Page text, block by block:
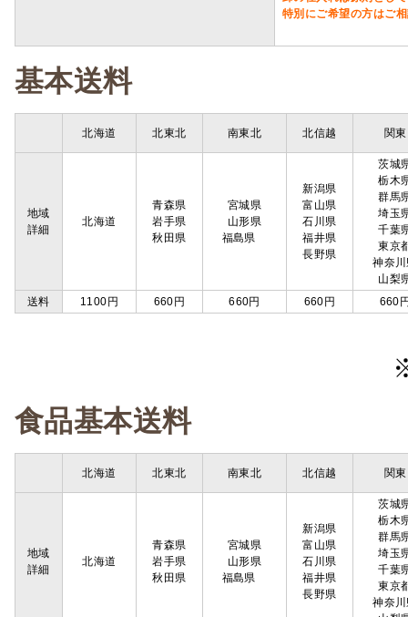
特別にご希望の方はご
基本送料
北海道 北東北 南東北 北信越 関東
地域
詳細
北海道
青森県
岩手県
秋田県
宮城県
山形県
福島県
新潟県
富山県
石川県
福井県
長野県
茨城
栃木
群馬
埼玉
千葉
東京
神奈
山梨
送料
1100円 660円 660円 660円 660
食品基本送料
北海道 北東北 南東北 北信越 関東
地域
詳細
北海道
青森県
岩手県
秋田県
宮城県
山形県
福島県
新潟県
富山県
石川県
福井県
長野県
茨城
栃木
群馬
埼玉
千葉
東京
神奈